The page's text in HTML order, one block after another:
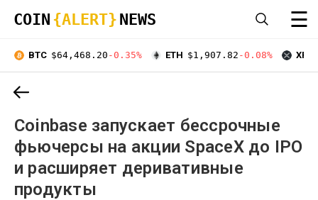
COIN {ALERT} NEWS ☰
BTC $64,468.20 -0.35% ETH $1,907.82 -0.08% XRP
Coinbase запускает бессрочные
фьючерсы на акции SpaceX до IPO
и расширяет деривативные
продукты